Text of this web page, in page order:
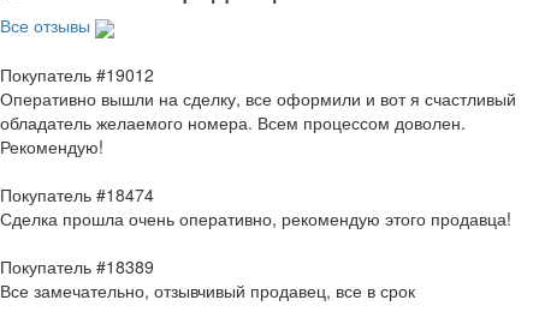
Все отзывы
Покупатель #19012
Оперативно вышли на сделку, все оформили и вот я счастливый
обладатель желаемого номера. Всем процессом доволен.
Рекомендую!
Покупатель #18474
Сделка прошла очень оперативно, рекомендую этого продавца!
Покупатель #18389
Все замечательно, отзывчивый продавец, все в срок